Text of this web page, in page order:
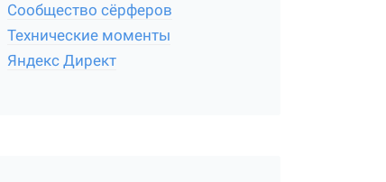
Сообщество сёрферов
Технические моменты
Яндекс Директ